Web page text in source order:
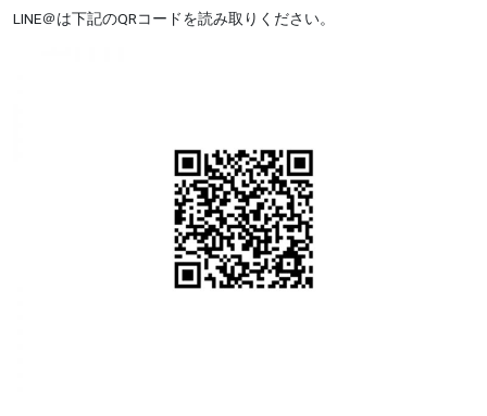
LINE＠は下記のQRコードを読み取りください。